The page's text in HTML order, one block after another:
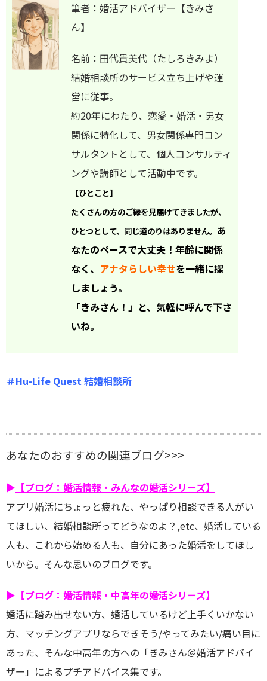
筆者：婚活アドバイザー【きみさ
ん】
名前：田代貴美代（たしろきみよ）
結婚相談所のサービス立ち上げや運
営に従事。
約20年にわたり、恋愛・婚活・男女
関係に特化して、男女関係専門コン
サルタントとして、個人コンサルティ
ングや講師として活動中です。
【ひとこと】
たくさんの方のご縁を見届けてきましたが、
ひとつとして、 同じ道のりはありません。 あ
なたのペースで大丈夫！ 年齢に関係
なく、 アナタらしい幸せを一緒に探
しましょう。
「きみさん！」と、気軽に呼んで下さ
いね。
＃Hu-Life Quest 結婚相談所
あなたのおすすめの関連ブログ>>>
▶ 【ブログ：婚活情報・みんなの婚活シリーズ】
アプリ婚活にちょっと疲れた、やっぱり相談できる人がい
てほしい、結婚相談所ってどうなのよ？,etc、婚活している
人も、これから始める人も、自分にあった婚活をしてほし
いから。そんな思いのブログです。
▶ 【ブログ：婚活情報・中高年の婚活シリーズ】
婚活に踏み出せない方、婚活しているけど上手くいかない
方、マッチングアプリならできそう/やってみたい/痛い目に
あった、そんな中高年の方への「きみさん＠婚活アドバイ
ザー」によるプチアドバイス集です。